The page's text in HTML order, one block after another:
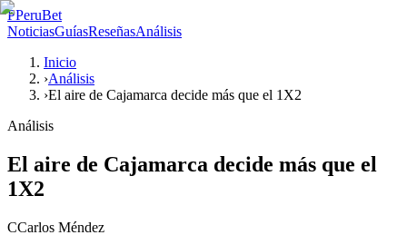
PPeruBet
NoticiasGuíasReseñasAnálisis
Inicio
›Análisis
›El aire de Cajamarca decide más que el 1X2
Análisis
El aire de Cajamarca decide más que el
1X2
CCarlos Méndez